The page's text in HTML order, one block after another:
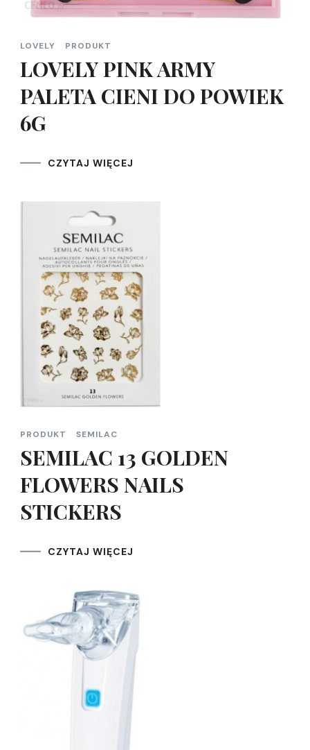
LOVELY PRODUKT
LOVELY PINK ARMY
PALETA CIENI DO POWIEK
6G
CZYTAJ WIĘCEJ
PRODUKT SEMILAC
SEMILAC 13 GOLDEN
FLOWERS NAILS
STICKERS
CZYTAJ WIĘCEJ